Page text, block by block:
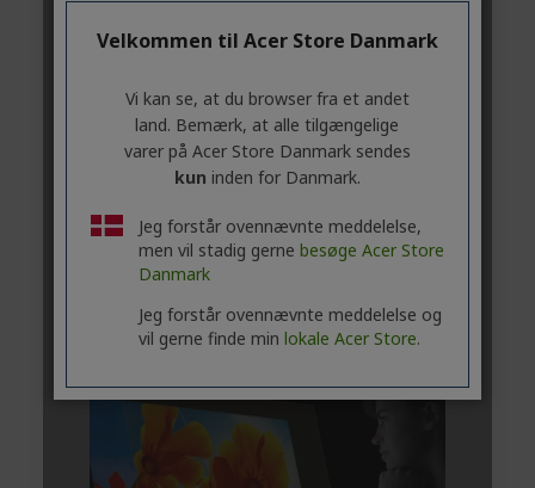
Velkommen til Acer Store Danmark
Vi kan se, at du browser fra et andet
land. Bemærk, at alle tilgængelige
varer på Acer Store Danmark sendes
kun inden for Danmark.
Jeg forstår ovennævnte meddelelse,
men vil stadig gerne besøge Acer Store
Danmark
Jeg forstår ovennævnte meddelelse og
vil gerne finde min lokale Acer Store.